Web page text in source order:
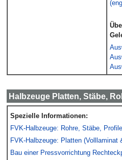
Halbzeuge Platten, Stäbe,
Spezielle Informationen:
FVK-Halbzeuge: Rohre, Stäbe, Profile
FVK-Halbzeuge: Platten (Volllaminat
Bau einer Pressvorrichtung